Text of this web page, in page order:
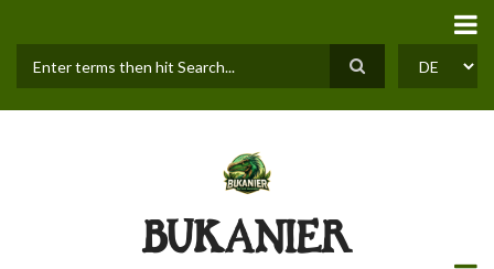
Inhalt
SELECT
YOUR
BUKANIER